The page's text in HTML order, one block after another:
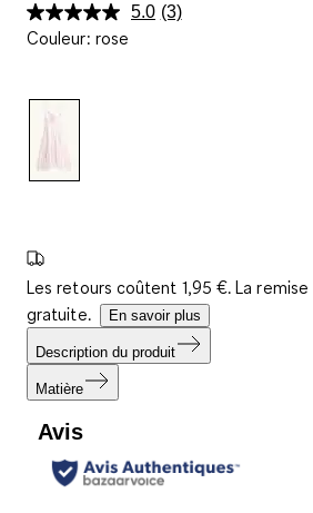
5.0 Lire
(3)
Couleur: rose
Les retours coûtent 1,95 €. La
gratuite.
En savoir plus
Description du produit
Matière
Avis